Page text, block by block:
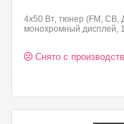
4x50 Вт, тюнер (FM, СВ,
монохромный дисплей,
Снято с